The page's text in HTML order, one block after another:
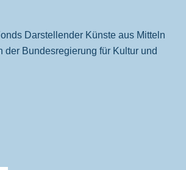
Darstellender Künste aus Mitteln
der Bundesregierung für Kultur und